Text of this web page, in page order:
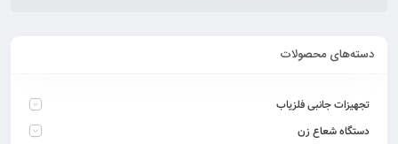
دسته‌های محصولات
تجهیزات جانبی فلزیاب
دستگاه شعاع زن